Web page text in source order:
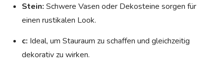
Stein: Schwere Vasen oder Dekosteine sorgen für
einen rustikalen Look.
c: Ideal, um Stauraum zu schaffen und gleichzeitig
dekorativ zu wirken.